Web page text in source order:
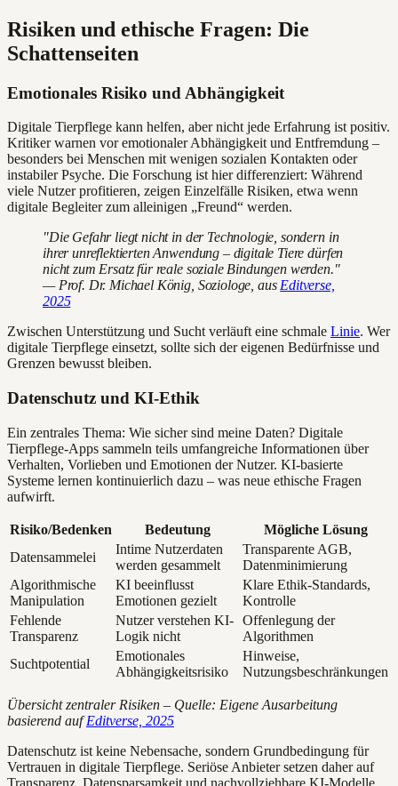
Risiken und ethische Fragen: Die
Schattenseiten
Emotionales Risiko und Abhängigkeit
Digitale Tierpflege kann helfen, aber nicht jede Erfahrung ist positiv.
Kritiker warnen vor emotionaler Abhängigkeit und Entfremdung –
besonders bei Menschen mit wenigen sozialen Kontakten oder
instabiler Psyche. Die Forschung ist hier differenziert: Während
viele Nutzer profitieren, zeigen Einzelfälle Risiken, etwa wenn
digitale Begleiter zum alleinigen „Freund“ werden.
"Die Gefahr liegt nicht in der Technologie, sondern in
ihrer unreflektierten Anwendung – digitale Tiere dürfen
nicht zum Ersatz für reale soziale Bindungen werden."
— Prof. Dr. Michael König, Soziologe, ausEditverse,
2025
Zwischen Unterstützung und Sucht verläuft eine schmale Linie. Wer
digitale Tierpflege einsetzt, sollte sich der eigenen Bedürfnisse und
Grenzen bewusst bleiben.
Datenschutz und KI-Ethik
Ein zentrales Thema: Wie sicher sind meine Daten? Digitale
Tierpflege-Apps sammeln teils umfangreiche Informationen über
Verhalten, Vorlieben und Emotionen der Nutzer. KI-basierte
Systeme lernen kontinuierlich dazu – was neue ethische Fragen
aufwirft.
Risiko/Bedenken Bedeutung
Mögliche Lösung
Datensammelei
Intime Nutzerdaten
werden gesammelt
Transparente AGB,
Datenminimierung
Algorithmische
Manipulation
KI beeinflusst
Emotionen gezielt
Klare Ethik-Standards,
Kontrolle
Fehlende
Transparenz
Nutzer verstehen KI-
Logik nicht
Offenlegung der
Algorithmen
Suchtpotential
Emotionales
Abhängigkeitsrisiko
Hinweise,
Nutzungsbeschränkungen
Übersicht zentraler Risiken – Quelle: Eigene Ausarbeitung
basierend aufEditverse, 2025
Datenschutz ist keine Nebensache, sondern Grundbedingung für
Vertrauen in digitale Tierpflege. Seriöse Anbieter setzen daher auf
Transparenz, Datensparsamkeit und nachvollziehbare KI-Modelle.